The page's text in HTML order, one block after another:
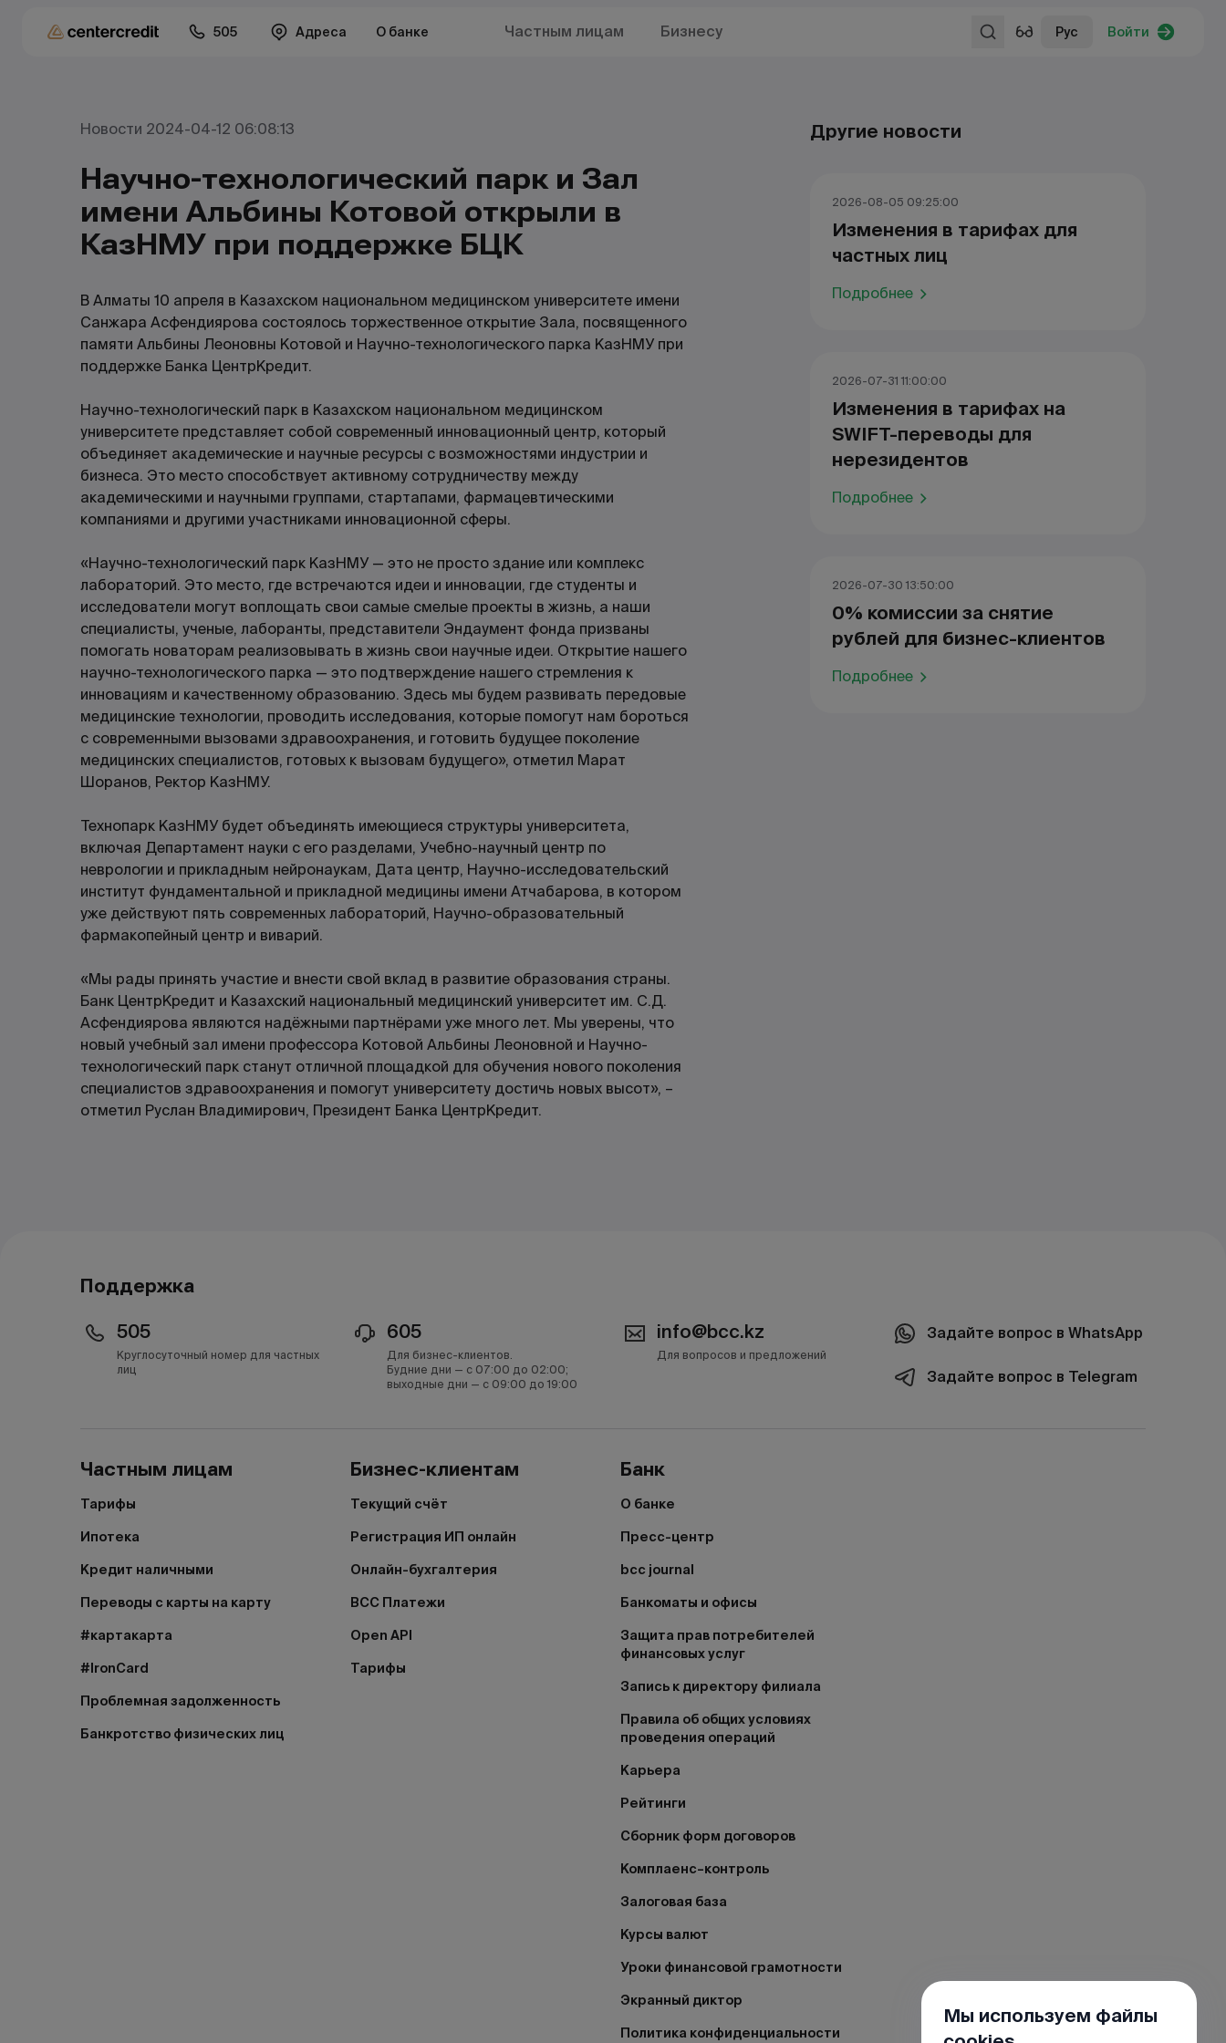
505 Адреса О банке Частным лицам Бизнесу Рус Войти
Новости 2024-04-12 06:08:13
Научно-технологический парк и Зал
имени Альбины Котовой открыли в
КазНМУ при поддержке БЦК
В Алматы 10 апреля в Казахском национальном медицинском университете имени
Санжара Асфендиярова состоялось торжественное открытие Зала, посвященного
памяти Альбины Леоновны Котовой и Научно-технологического парка КазНМУ при
поддержке Банка ЦентрКредит.
Научно-технологический парк в Казахском национальном медицинском
университете представляет собой современный инновационный центр, который
объединяет академические и научные ресурсы с возможностями индустрии и
бизнеса. Это место способствует активному сотрудничеству между
академическими и научными группами, стартапами, фармацевтическими
компаниями и другими участниками инновационной сферы.
«Научно-технологический парк КазНМУ — это не просто здание или комплекс
лабораторий. Это место, где встречаются идеи и инновации, где студенты и
исследователи могут воплощать свои самые смелые проекты в жизнь, а наши
специалисты, ученые, лаборанты, представители Эндаумент фонда призваны
помогать новаторам реализовывать в жизнь свои научные идеи. Открытие нашего
научно-технологического парка — это подтверждение нашего стремления к
инновациям и качественному образованию. Здесь мы будем развивать передовые
медицинские технологии, проводить исследования, которые помогут нам бороться
с современными вызовами здравоохранения, и готовить будущее поколение
медицинских специалистов, готовых к вызовам будущего», отметил Марат
Шоранов, Ректор КазНМУ.
Технопарк КазНМУ будет объединять имеющиеся структуры университета,
включая Департамент науки с его разделами, Учебно-научный центр по
неврологии и прикладным нейронаукам, Дата центр, Научно-исследовательский
институт фундаментальной и прикладной медицины имени Атчабарова, в котором
уже действуют пять современных лабораторий, Научно-образовательный
фармакопейный центр и виварий.
«Мы рады принять участие и внести свой вклад в развитие образования страны.
Банк ЦентрКредит и Казахский национальный медицинский университет им. С.Д.
Асфендиярова являются надёжными партнёрами уже много лет. Мы уверены, что
новый учебный зал имени профессора Котовой Альбины Леоновной и Научно-
технологический парк станут отличной площадкой для обучения нового поколения
специалистов здравоохранения и помогут университету достичь новых высот», –
отметил Руслан Владимирович, Президент Банка ЦентрКредит.
Другие новости
2026-08-05 09:25:00
Изменения в тарифах для
частных лиц
Подробнее
2026-07-31 11:00:00
Изменения в тарифах на
SWIFT-переводы для
нерезидентов
Подробнее
2026-07-30 13:50:00
0% комиссии за снятие
рублей для бизнес-клиентов
Подробнее
Поддержка
505
Круглосуточный номер для частных
лиц
605
Для бизнес-клиентов.
Будние дни — с 07:00 до 02:00;
выходные дни — с 09:00 до 19:00
info@bcc.kz
Для вопросов и предложений
Задайте вопрос в WhatsApp
Задайте вопрос в Telegram
Частным лицам
Тарифы
Ипотека
Кредит наличными
Переводы с карты на карту
#картакарта
#IronCard
Проблемная задолженность
Банкротство физических лиц
Бизнес-клиентам
Текущий счёт
Регистрация ИП онлайн
Онлайн-бухгалтерия
BCC Платежи
Open API
Тарифы
Банк
О банке
Пресс-центр
bcc journal
Банкоматы и офисы
Защита прав потребителей
финансовых услуг
Запись к директору филиала
Правила об общих условиях
проведения операций
Карьера
Рейтинги
Сборник форм договоров
Комплаенс–контроль
Залоговая база
Курсы валют
Уроки финансовой грамотности
Экранный диктор
Политика конфиденциальности
Мы используем файлы